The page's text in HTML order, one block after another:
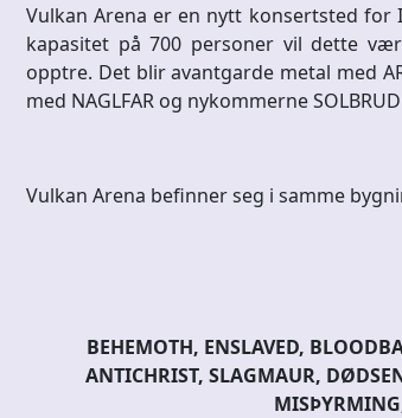
Vulkan Arena er en nytt konsertsted for
kapasitet på 700 personer vil dette
opptre. Det blir avantgarde metal med
med NAGLFAR og nykommerne
Vulkan Arena befinner seg i samme
BEHEMOTH, ENSLAVED,
ANTICHRIST, SLAGMAUR,